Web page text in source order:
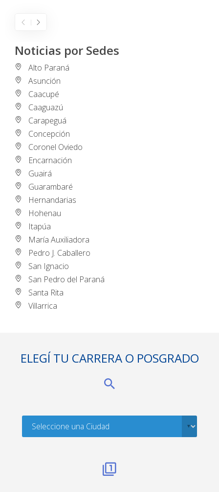
Noticias por Sedes
Alto Paraná
Asunción
Caacupé
Caaguazú
Carapeguá
Concepción
Coronel Oviedo
Encarnación
Guairá
Guarambaré
Hernandarias
Hohenau
Itapúa
María Auxiliadora
Pedro J. Caballero
San Ignacio
San Pedro del Paraná
Santa Rita
Villarrica
ELEGÍ TU CARRERA O POSGRADO